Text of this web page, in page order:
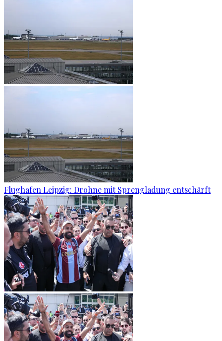
Flughafen Leipzig: Drohne mit Sprengladung entschärft